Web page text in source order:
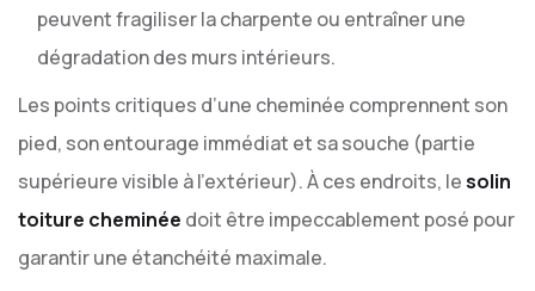
peuvent fragiliser la charpente ou entraîner une
dégradation des murs intérieurs.
Les points critiques d’une cheminée comprennent son
pied, son entourage immédiat et sa souche (partie
supérieure visible à l’extérieur). À ces endroits, lesolin
toiture cheminée doit être impeccablement posé pour
garantir une étanchéité maximale.